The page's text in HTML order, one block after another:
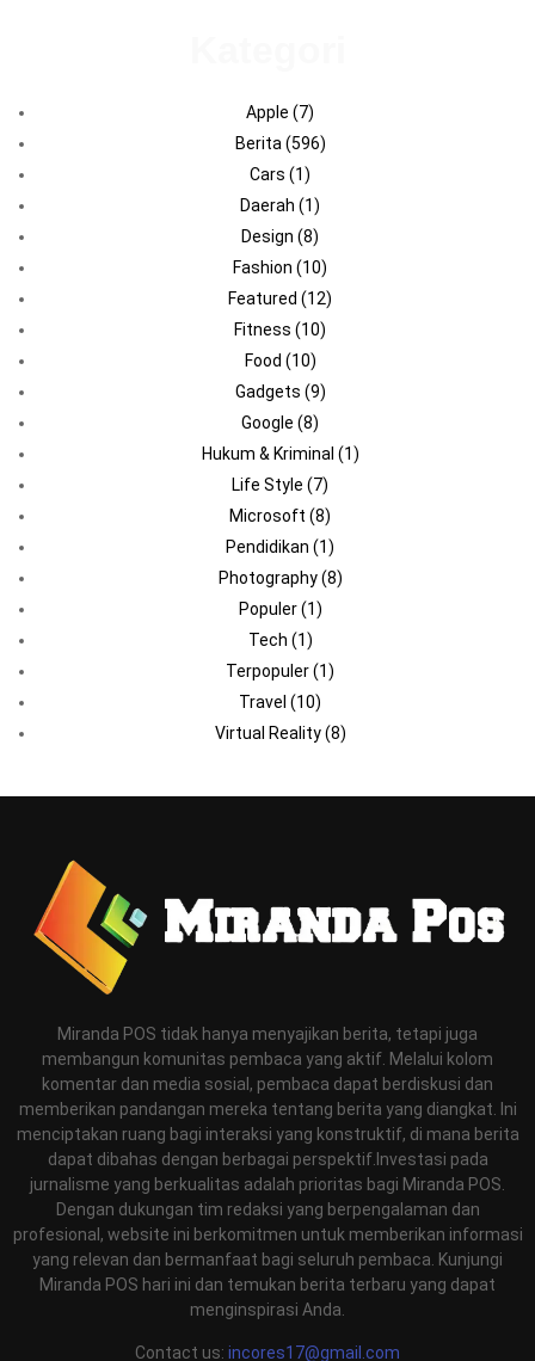
Apple (7)
Berita(596)
Cars (1)
Daerah (1)
Design (8)
Fashion (10)
Featured (12)
Fitness (10)
Food (10)
Gadgets (9)
Google (8)
Hukum & Kriminal (1)
Life Style (7)
Microsoft (8)
Pendidikan (1)
Photography(8)
Populer(1)
Tech (1)
Terpopuler(1)
Travel (10)
Virtual Reality(8)
Miranda POS tidak hanya menyajikan berita, tetapi juga
membangun komunitas pembaca yang aktif. Melalui kolom
komentar dan media sosial, pembaca dapat berdiskusi dan
memberikan pandangan mereka tentang berita yang diangkat. Ini
menciptakan ruang bagi interaksi yang konstruktif, di mana berita
dapat dibahas dengan berbagai perspektif.Investasi pada
jurnalisme yang berkualitas adalah prioritas bagi Miranda POS.
Dengan dukungan tim redaksi yang berpengalaman dan
profesional, website ini berkomitmen untuk memberikan informasi
yang relevan dan bermanfaat bagi seluruh pembaca. Kunjungi
Miranda POS hari ini dan temukan berita terbaru yang dapat
menginspirasi Anda.
Contact us: incores17@gmail.com